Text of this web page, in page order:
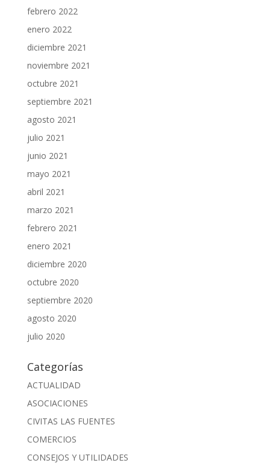
febrero 2022
enero 2022
diciembre 2021
noviembre 2021
octubre 2021
septiembre 2021
agosto 2021
julio 2021
junio 2021
mayo 2021
abril 2021
marzo 2021
febrero 2021
enero 2021
diciembre 2020
octubre 2020
septiembre 2020
agosto 2020
julio 2020
Categorías
ACTUALIDAD
ASOCIACIONES
CIVITAS LAS FUENTES
COMERCIOS
CONSEJOS Y UTILIDADES